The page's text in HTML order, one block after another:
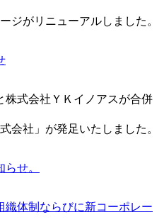
ジがリニューアルしました。
株式会社ＹＫイノアスが合併
会社」が発足いたしました。
せ。
織体制ならびに新コーポレー